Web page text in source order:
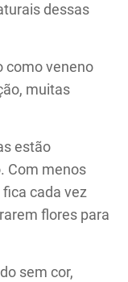
dessas
como veneno
muitas
estão
Com menos
cada vez
flores para
sem cor,